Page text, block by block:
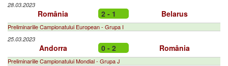
28.03.2023
România 2 - 1 Belarus
Preliminariile Campionatului European - Grupa I
25.03.2023
Andorra 0 - 2 România
Preliminariile Campionatului Mondial - Grupa J